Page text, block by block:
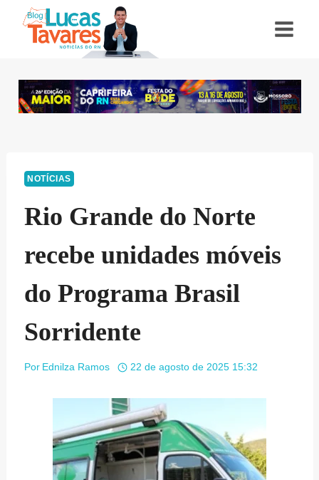
NOTÍCIAS
Rio Grande do Norte
recebe unidades móveis
do Programa Brasil
Sorridente
Por Ednilza Ramos 22 de agosto de 2025 15:32